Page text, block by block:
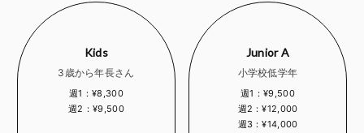
Kids
3歳から年長さん
週1：¥8,300
週2：¥9,500
Junior A
小学校低学年
週1：¥9,500
週2：¥12,000
週3：¥14,000